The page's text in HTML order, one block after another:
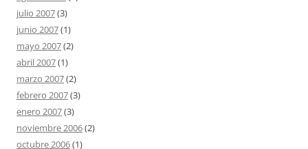
julio 2007(3)
junio 2007(1)
mayo 2007(2)
abril 2007(1)
marzo 2007(2)
febrero 2007(3)
enero 2007(3)
noviembre 2006(2)
octubre 2006(1)